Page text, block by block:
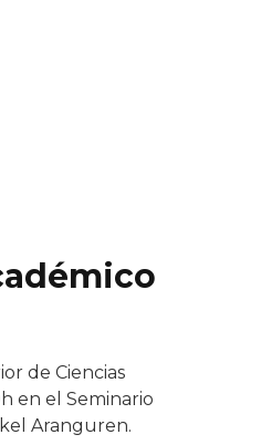
de Ciencias
en el Seminario
Aranguren.